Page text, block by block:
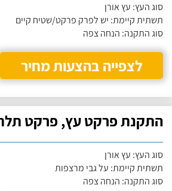
סוג העץ: עץ אורן
תשתית קיימת: יש לפרק פרקט/שטיח קיים
סוג התקנה: הנחה צפה
לצפייה בהצעות מחיר
התקנת פרקט עץ, פרקט
סוג העץ: עץ אורן
תשתית קיימת: על גבי מרצפות
סוג התקנה: הנחה צפה